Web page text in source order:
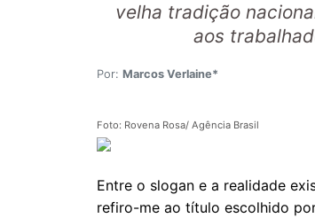
velha tradição
aos
Por: Marcos Verlaine*
Foto: Rovena Rosa/ Agência Brasil
Entre o slogan e a realidade
refiro-me ao título escolhido